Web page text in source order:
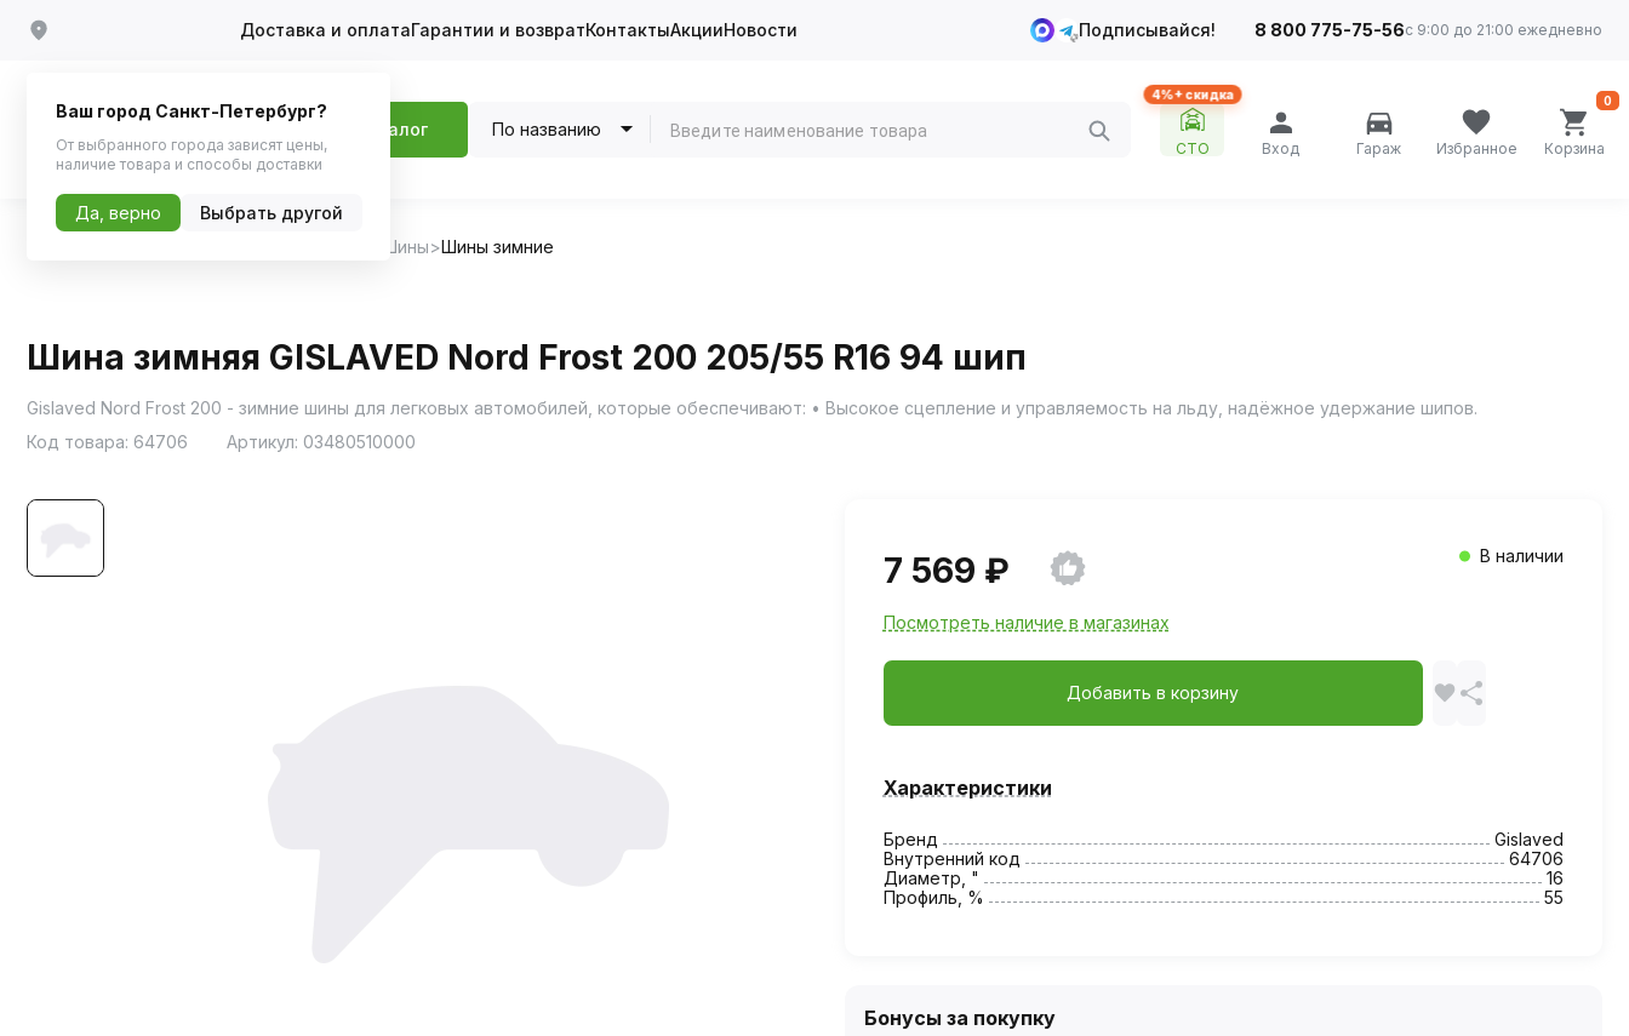
Доставка и оплатаГарантии и возвратКонтактыАкцииНовости Подписывайся! 8 800 775-75-56с 9:00 до 21:00 ежедневно
Каталог По названию
4%+ скидка
СТО Вход Гараж Избранное Корзина
0
Шины Шины зимние
Шина зимняя GISLAVED Nord Frost 200 205/55 R16 94 шип
Gislaved Nord Frost 200 - зимние шины для легковых автомобилей, которые обеспечивают: • Высокое сцепление и управляемость на льду, надёжное удержание шипов.
Код товара: 64706 Артикул: 03480510000
7 569 ₽ В наличии
Посмотреть наличие в магазинах
Добавить в корзину
Характеристики
Бренд
Gislaved
Внутренний код
64706
Диаметр, "
16
Профиль, %
55
Бонусы за покупку
Ваш город Санкт-Петербург?
От выбранного города зависят цены,
наличие товара и способы доставки
Да, верно Выбрать другой